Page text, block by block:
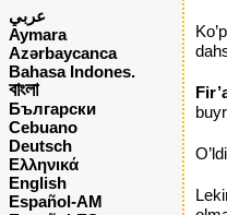
عربي
Aymara
Azərbaycanca
Bahasa Indones.
বাংলা
Български
Cebuano
Deutsch
Ελληνικά
English
Español-AM